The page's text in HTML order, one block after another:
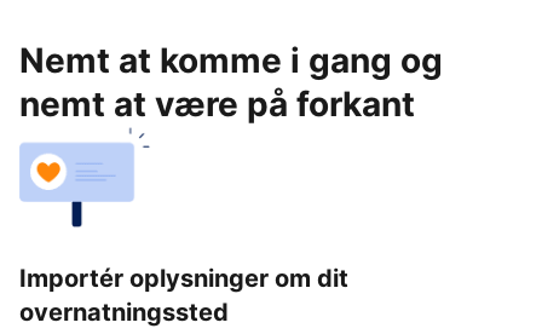
Nemt at komme i gang og
nemt at være på forkant
Importér oplysninger om dit
overnatningssted